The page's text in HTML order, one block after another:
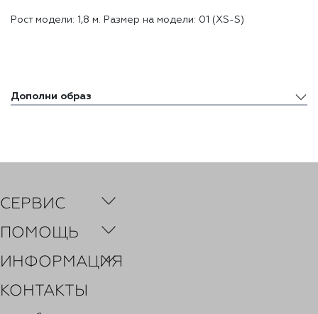
Рост модели: 1,8 м. Размер на модели: 01 (XS-S)
Дополни образ
СЕРВИС
ПОМОЩЬ
ИНФОРМАЦИЯ
КОНТАКТЫ